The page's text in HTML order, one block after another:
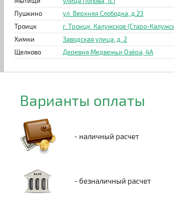
Пушкино
ул. Верхняя Слободка, д.23
Троицк
г. Троицк, Калужское (Старо-
Химки
Заводская улица, д. 2
Щелково
Деревня Медвежьи Озёра, 4А
Варианты оплаты
- наличный расчет
- безналичный расчет